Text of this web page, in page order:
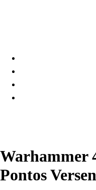
Warhammer
Pontos